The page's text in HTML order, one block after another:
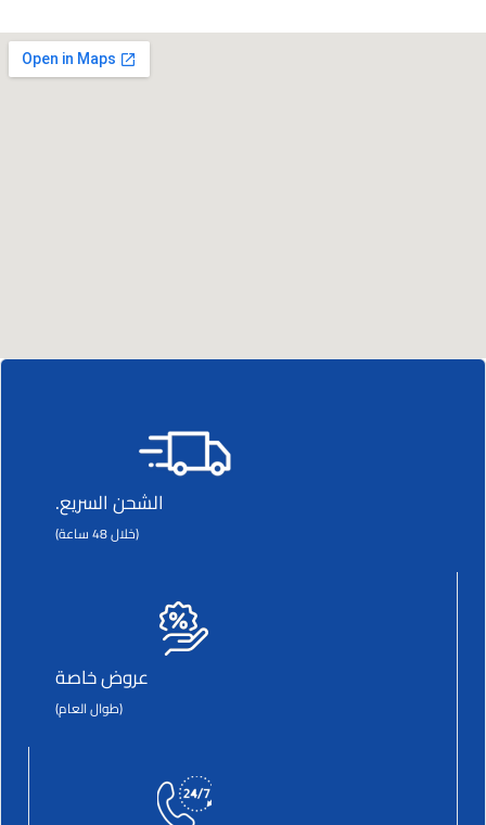
الشحن السريع.
(خلال 48 ساعة)
عروض خاصة
(طوال العام)